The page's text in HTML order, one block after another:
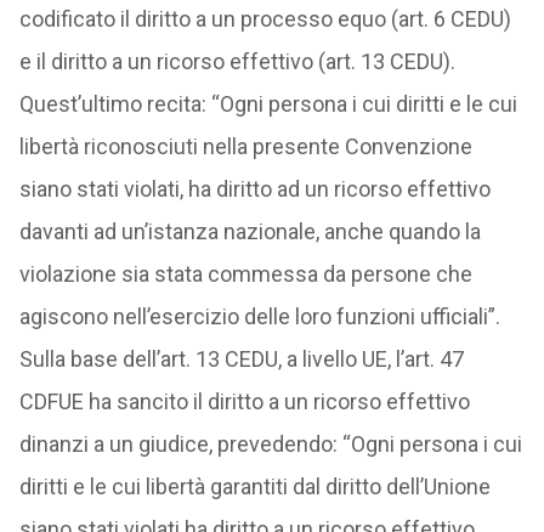
codificato il diritto a un processo equo (art. 6 CEDU)
e il diritto a un ricorso effettivo (art. 13 CEDU).
Quest’ultimo recita: “Ogni persona i cui diritti e le cui
libertà riconosciuti nella presente Convenzione
siano stati violati, ha diritto ad un ricorso effettivo
davanti ad un’istanza nazionale, anche quando la
violazione sia stata commessa da persone che
agiscono nell’esercizio delle loro funzioni ufficiali”.
Sulla base dell’art. 13 CEDU, a livello UE, l’art. 47
CDFUE ha sancito il diritto a un ricorso effettivo
dinanzi a un giudice, prevedendo: “Ogni persona i cui
diritti e le cui libertà garantiti dal diritto dell’Unione